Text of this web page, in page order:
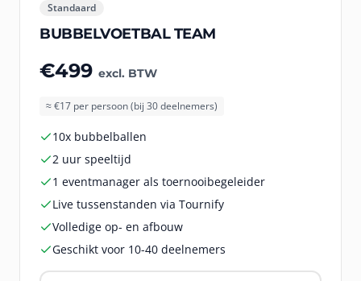
Standaard
BUBBELVOETBAL TEAM
€499 excl. BTW
≈ €17 per persoon (bij 30 deelnemers)
10x bubbelballen
2 uur speeltijd
1 eventmanager als toernooibegeleider
Live tussenstanden via Tournify
Volledige op- en afbouw
Geschikt voor 10-40 deelnemers